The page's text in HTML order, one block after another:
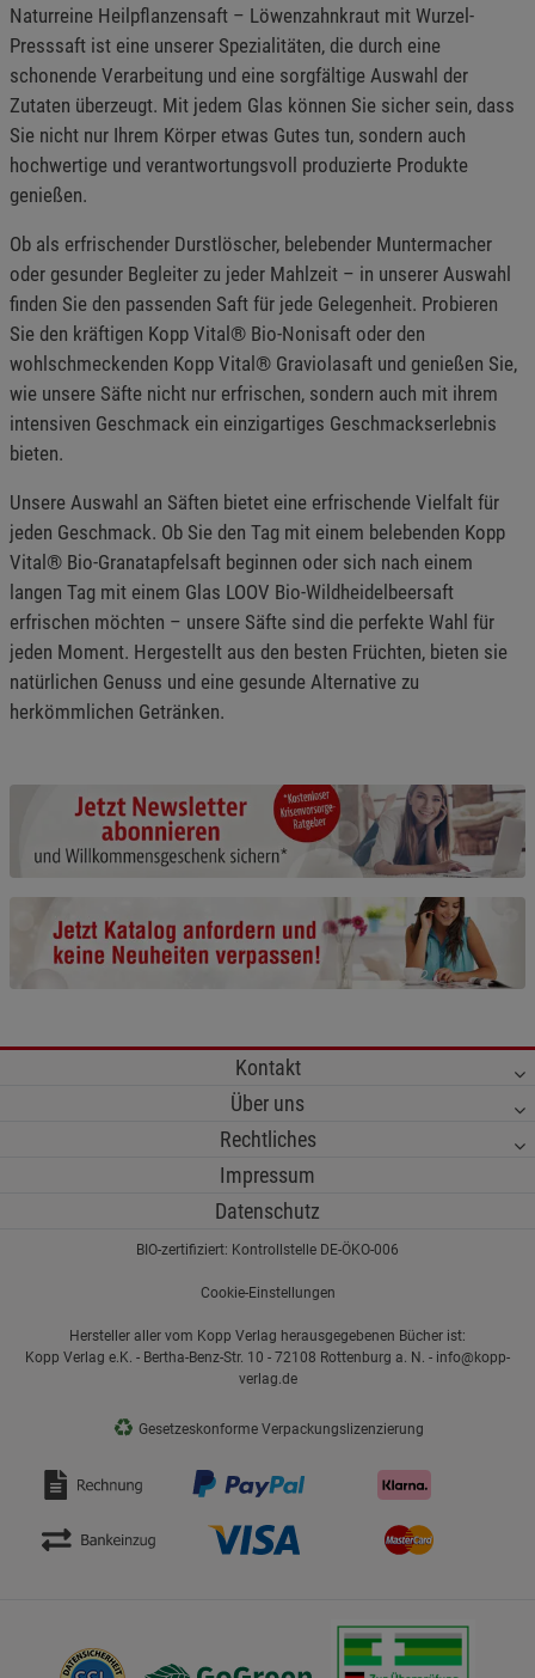
Naturreine Heilpflanzensaft – Löwenzahnkraut mit Wurzel-
Presssaft ist eine unserer Spezialitäten, die durch eine
schonende Verarbeitung und eine sorgfältige Auswahl der
Zutaten überzeugt. Mit jedem Glas können Sie sicher sein, dass
Sie nicht nur Ihrem Körper etwas Gutes tun, sondern auch
hochwertige und verantwortungsvoll produzierte Produkte
genießen.
Ob als erfrischender Durstlöscher, belebender Muntermacher
oder gesunder Begleiter zu jeder Mahlzeit – in unserer Auswahl
finden Sie den passenden Saft für jede Gelegenheit. Probieren
Sie den kräftigen Kopp Vital® Bio-Nonisaft oder den
wohlschmeckenden Kopp Vital® Graviolasaft und genießen Sie,
wie unsere Säfte nicht nur erfrischen, sondern auch mit ihrem
intensiven Geschmack ein einzigartiges Geschmackserlebnis
bieten.
Unsere Auswahl an Säften bietet eine erfrischende Vielfalt für
jeden Geschmack. Ob Sie den Tag mit einem belebenden Kopp
Vital® Bio-Granatapfelsaft beginnen oder sich nach einem
langen Tag mit einem Glas LOOV Bio-Wildheidelbeersaft
erfrischen möchten – unsere Säfte sind die perfekte Wahl für
jeden Moment. Hergestellt aus den besten Früchten, bieten sie
natürlichen Genuss und eine gesunde Alternative zu
herkömmlichen Getränken.
Kontakt
Über uns
Rechtliches
Impressum
Datenschutz
BIO-zertifiziert: Kontrollstelle DE-ÖKO-006
Cookie-Einstellungen
Hersteller aller vom Kopp Verlag herausgegebenen Bücher ist:
Kopp Verlag e.K. - Bertha-Benz-Str. 10 - 72108 Rottenburg a. N. - info@kopp-
verlag.de
♻ Gesetzeskonforme Verpackungslizenzierung